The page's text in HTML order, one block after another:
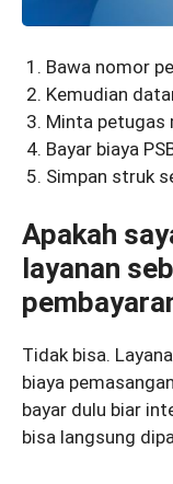
Bawa nomor
Kemudian
Minta petugas
Bayar biaya
Simpan struk
Apakah
layanan
Tidak bisa.
biaya
bayar dulu biar
bisa langsung